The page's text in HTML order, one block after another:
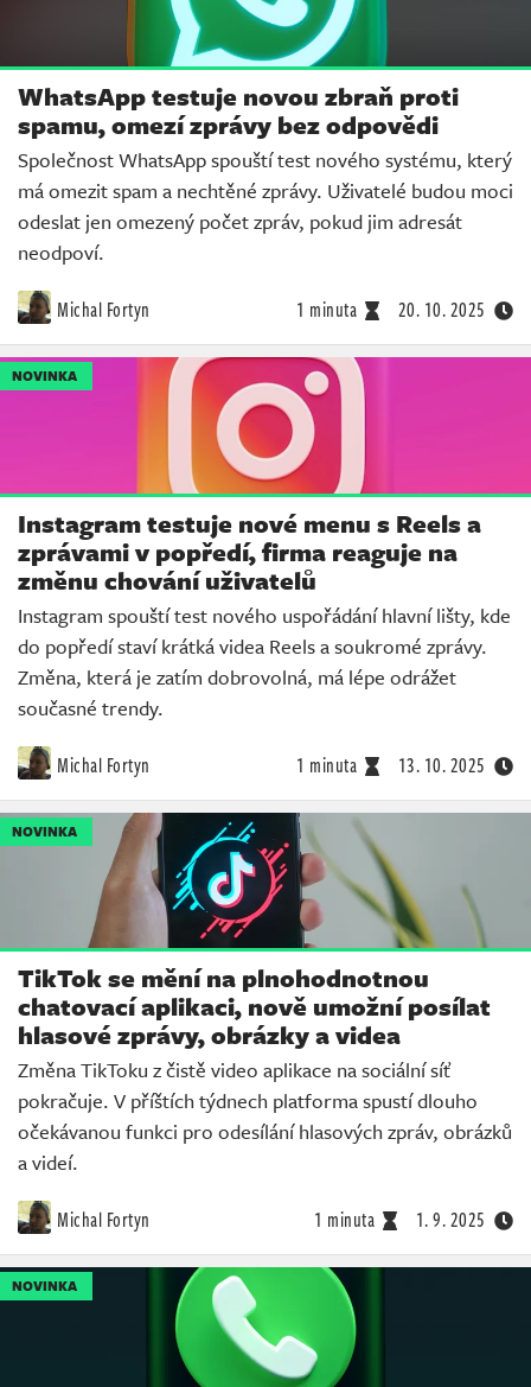
WhatsApp testuje novou zbraň proti
spamu, omezí zprávy bez odpovědi
Společnost WhatsApp spouští test nového systému, který
má omezit spam a nechtěné zprávy. Uživatelé budou moci
odeslat jen omezený počet zpráv, pokud jim adresát
neodpoví.
Michal Fortyn 1 minuta 20. 10. 2025
NOVINKA
Instagram testuje nové menu s Reels a
zprávami v popředí, firma reaguje na
změnu chování uživatelů
Instagram spouští test nového uspořádání hlavní lišty, kde
do popředí staví krátká videa Reels a soukromé zprávy.
Změna, která je zatím dobrovolná, má lépe odrážet
současné trendy.
Michal Fortyn 1 minuta 13. 10. 2025
NOVINKA
TikTok se mění na plnohodnotnou
chatovací aplikaci, nově umožní posílat
hlasové zprávy, obrázky a videa
Změna TikToku z čistě video aplikace na sociální síť
pokračuje. V příštích týdnech platforma spustí dlouho
očekávanou funkci pro odesílání hlasových zpráv, obrázků
a videí.
Michal Fortyn 1 minuta 1. 9. 2025
NOVINKA